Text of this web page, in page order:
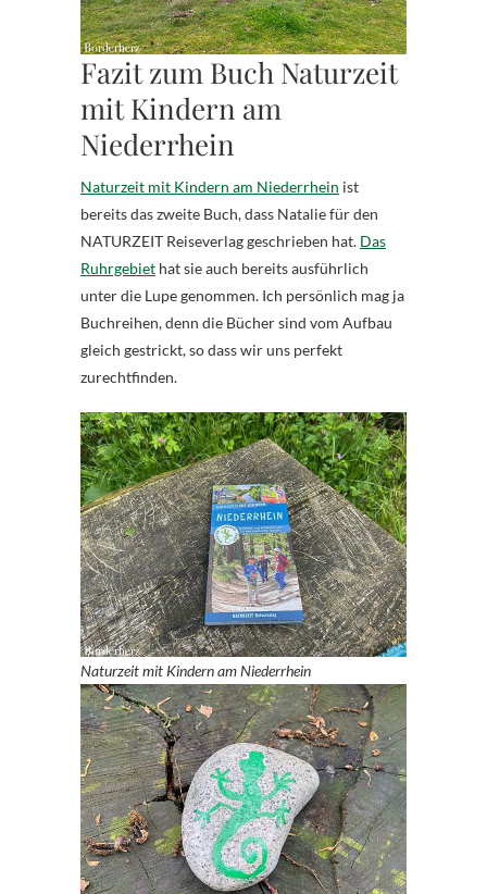
Fazit zum Buch Naturzeit
mit Kindern am
Niederrhein
Naturzeit mit Kindern am Niederrhein ist
bereits das zweite Buch, dass Natalie für den
NATURZEIT Reiseverlag geschrieben hat. Das
Ruhrgebiet hat sie auch bereits ausführlich
unter die Lupe genommen. Ich persönlich mag ja
Buchreihen, denn die Bücher sind vom Aufbau
gleich gestrickt, so dass wir uns perfekt
zurechtfinden.
Naturzeit mit Kindern am Niederrhein